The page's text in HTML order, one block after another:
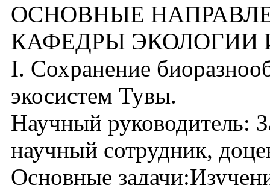
ОСНОВНЫЕ
КАФЕДРЫ ЭКОЛОГИИ
I. Сохранение
экосистем Тувы.
Научный руководитель:
научный сотрудник,
Основные